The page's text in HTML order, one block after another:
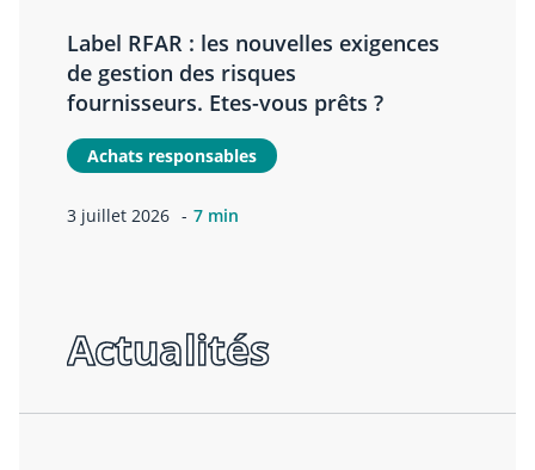
Label RFAR : les nouvelles exigences
de gestion des risques
fournisseurs. Etes-vous prêts ?
Achats responsables
3 juillet 2026 7 min
Actualités